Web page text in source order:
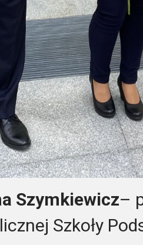
Szymkiewicz–
Szkoły